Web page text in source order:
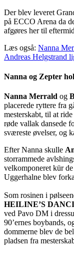
Der blev leveret
på ECCO Arena da
afgøres her til
Læs også: Nanna
Andreas Helgstrand
Nanna og Zepter
Nanna Merrald og
placerede ryttere fra
mesterskabt, til at
røde vallak dansede
sværeste øvelser, og
Efter Nanna skulle
storrammede
velkomponeret kür
Uggerhalne blev
Som rosinen i
HEILINE’S
ved Pavo DM i
90’ernes boybands,
dommerne blev de
pladsen fra